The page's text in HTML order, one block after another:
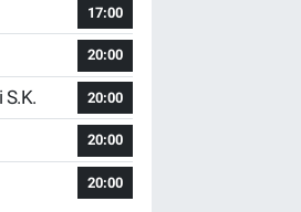
17:00
20:00
20:00
20:00
20:00